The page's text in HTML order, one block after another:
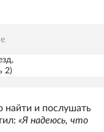
2)
найти и послушать
«Я надеюсь, что